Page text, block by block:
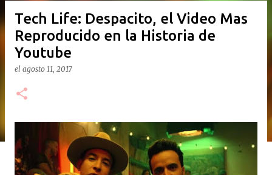
Tech Life: Despacito, el Video Mas
Reproducido en la Historia de
Youtube
el agosto 11, 2017